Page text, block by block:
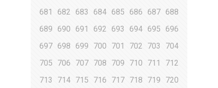
681
682 683 684 685 686 687 688
689
690 691 692 693 694 695
696
697 698 699 700 701 702 703
704
705
706 707 708 709 710 711
712
713
714 715 716 717 718 719
720